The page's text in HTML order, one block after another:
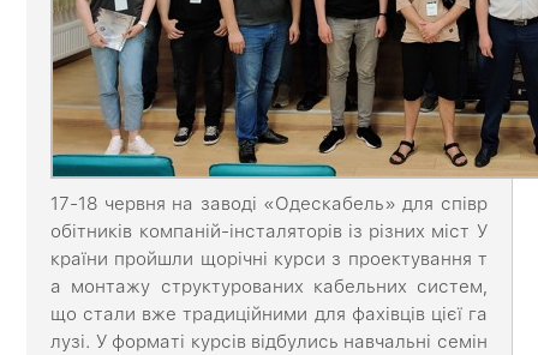
17-18 червня на заводі «Одескабель» для співр
обітників компаній-інсталяторів із різних міст У
країни пройшли щорічні курси з проектування т
а монтажу структурованих кабельних систем,
що стали вже традиційними для фахівців цієї га
лузі. У форматі курсів відбулись навчальні семін